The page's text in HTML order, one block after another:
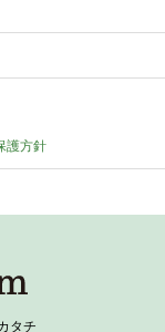
タチ
護⽅針